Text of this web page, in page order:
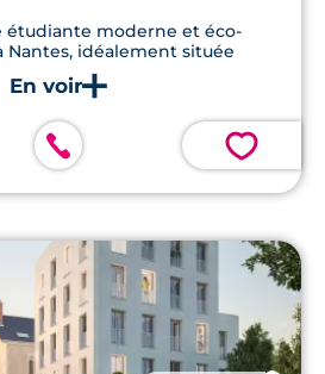
étudiante moderne et éco-
Nantes, idéalement située
💗